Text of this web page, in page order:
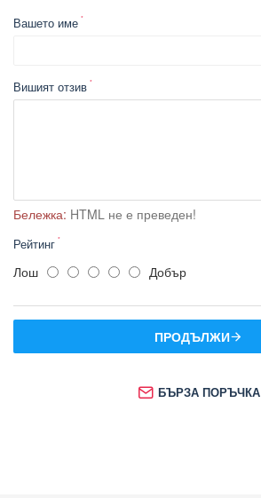
Вашето име
Вишият отзив
Бележка: HTML не е преведен!
Рейтинг
Лош Добър
ПРОДЪЛЖИ
БЪРЗА ПОРЪЧКА